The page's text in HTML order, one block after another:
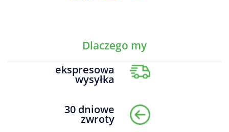
Dlaczego my
ekspresowa
wysyłka
30 dniowe
zwroty